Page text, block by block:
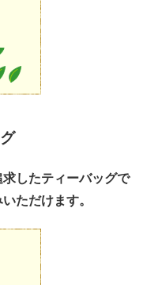
したティーバッグで
ただけます。